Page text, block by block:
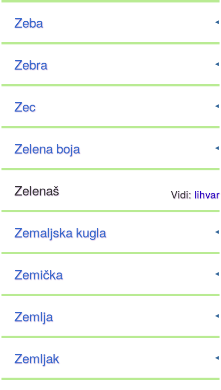
Zeba
Zebra
Zec
Zelena boja
Zelenaš Vidi: lihvar
Zemaljska kugla
Zemička
Zemlja
Zemljak